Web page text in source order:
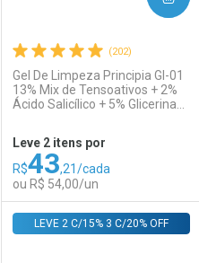
Comprar sem Desconto
Por R$ 54,00/cada
Comprar sem Desconto
Por R$ 54,00/cada
(202)
Gel De Limpeza Principia Gl-01
13% Mix de Tensoativos + 2%
Ácido Salicílico + 5% Glicerina
Leve 2 itens por
R$43,21/cada
ou R$ 54,00/un
LEVE 2 C/15% 3 C/20% OFF